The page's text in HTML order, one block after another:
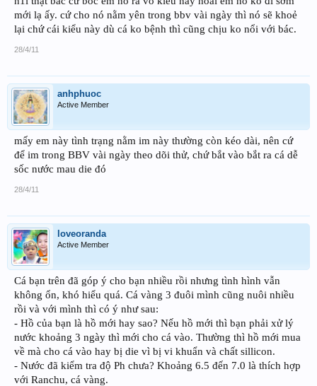
mới lạ ấy. cứ cho nó nằm yên trong bbv vài ngày thì nó sẽ khoẻ
lại chứ cái kiểu này dù cá ko bệnh thì cũng chịu ko nổi với bác.
28/4/11
anhphuoc
Active Member
mấy em này tình trạng nằm im này thường còn kéo dài, nên cứ
để im trong BBV vài ngày theo dõi thử, chứ bắt vào bắt ra cá dễ
sốc nước mau die đó
28/4/11
loveoranda
Active Member
Cá bạn trên đã góp ý cho bạn nhiều rồi nhưng tình hình vẫn
không ổn, khó hiểu quá. Cá vàng 3 đuôi mình cũng nuôi nhiều
rồi và với mình thì có ý như sau:
- Hồ của bạn là hồ mới hay sao? Nếu hồ mới thì bạn phải xử lý
nước khoảng 3 ngày thì mới cho cá vào. Thường thì hồ mới mua
về mà cho cá vào hay bị die vì bị vi khuẩn và chất sillicon.
- Nước đã kiểm tra độ Ph chưa? Khoảng 6.5 đến 7.0 là thích hợp
với Ranchu, cá vàng.